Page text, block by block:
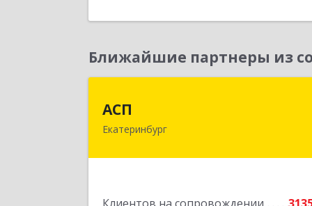
Ближайшие партнеры из
АСП
Екатеринбург
Подробнее